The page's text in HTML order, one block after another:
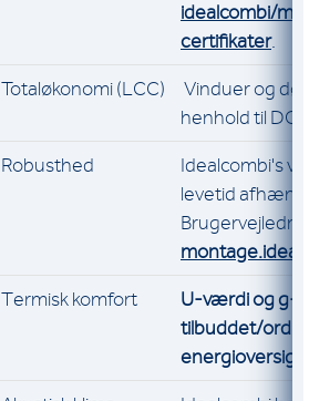
idealcombi/
certifikater.
Totaløkonomi (LCC)
Vinduer og
henhold til
Robusthed
Idealcombi's
levetid
Termisk komfort
U-værdi og g-
tilbuddet/